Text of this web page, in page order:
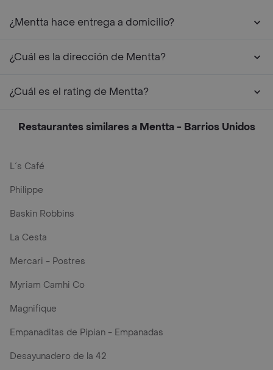
¿Mentta hace entrega a domicilio?
¿Cuál es la dirección de Mentta?
¿Cuál es el rating de Mentta?
Restaurantes similares a Mentta - Barrios Unidos
L´s Café
Philippe
Baskin Robbins
La Cesta
Mercari - Postres
Myriam Camhi Co
Magnifique
Empanaditas de Pipian - Empanadas
Desayunadero de la 42